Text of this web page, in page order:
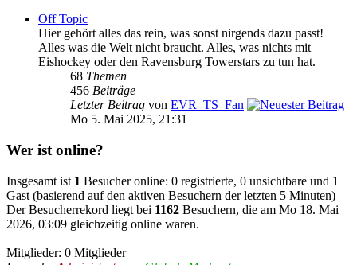
Off Topic
Hier gehört alles das rein, was sonst nirgends dazu passt!
Alles was die Welt nicht braucht. Alles, was nichts mit
Eishockey oder den Ravensburg Towerstars zu tun hat.
68 Themen
456 Beiträge
Letzter Beitrag von EVR_TS_Fan
Mo 5. Mai 2025, 21:31
Wer ist online?
Insgesamt ist 1 Besucher online: 0 registrierte, 0 unsichtbare und 1
Gast (basierend auf den aktiven Besuchern der letzten 5 Minuten)
Der Besucherrekord liegt bei 1162 Besuchern, die am Mo 18. Mai
2026, 03:09 gleichzeitig online waren.
Mitglieder: 0 Mitglieder